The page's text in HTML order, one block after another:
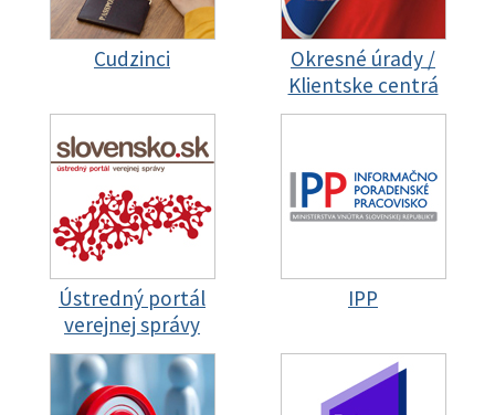
Cudzinci
Okresné úrady /
Klientske centrá
Ústredný portál
verejnej správy
IPP